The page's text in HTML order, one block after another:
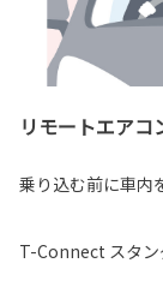
リモートエアコ
乗り込む前に車内
T-Connect スタン